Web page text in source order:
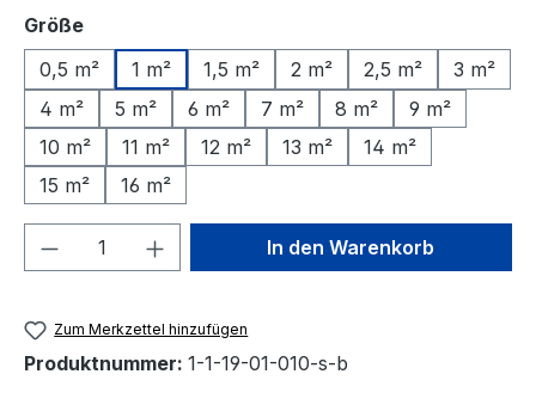
Größeauswählen
0,5 m²
1 m² 1,5 m² 2 m² 2,5 m²
3 m²
4 m²
5 m² 6 m² 7 m² 8 m²
9 m²
10 m²
11 m² 12 m² 13 m²
14 m²
15 m²
16 m²
Produkt Anzahl: Gib denIn den Warenkorb
Zum Merkzettel hinzufügen
Produktnummer: 1-1-19-01-010-s-b